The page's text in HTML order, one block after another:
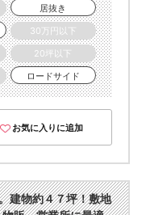
居抜き
30万円以下
20坪以下
ロードサイド
お気に入りに追加
建物約４７坪！敷地